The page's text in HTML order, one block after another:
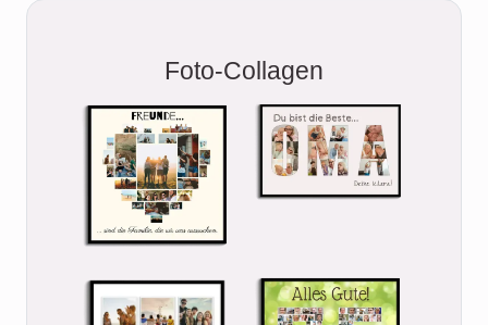
Foto-Collagen